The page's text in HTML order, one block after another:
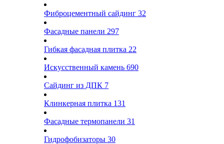
Фиброцементный сайдинг 32
Фасадные панели 297
Гибкая фасадная плитка 22
Искусственный камень 690
Сайдинг из ДПК 7
Клинкерная плитка 131
Фасадные термопанели 31
Гидрофобизаторы 30